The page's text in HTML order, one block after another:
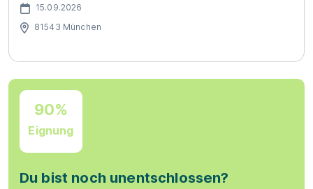
15.09.2026
81543 München
90%
Eignung
Du bist noch unentschlossen?